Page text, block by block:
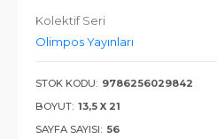
Kolektif Seri
Olimpos Yayınları
STOK KODU: 9786256029842
BOYUT: 13,5 X 21
SAYFA SAYISI: 56